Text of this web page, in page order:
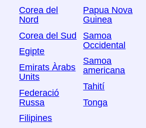
Corea del
Nord
Corea del Sud
Egipte
Emirats Àrabs
Units
Federació
Russa
Filipines
Papua Nova
Guinea
Samoa
Occidental
Samoa
americana
Tahití
Tonga